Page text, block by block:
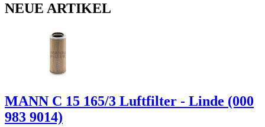
NEUE ARTIKEL
MANN C 15 165/3 Luftfilter - Linde (000
983 9014)